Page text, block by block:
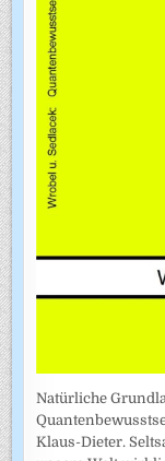
Natürliche
Klaus-Dieter.